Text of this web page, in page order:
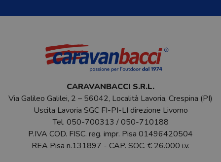
CARAVANBACCI S.R.L.
Via Galileo Galilei, 2 – 56042, Località Lavoria, Crespina (PI)
Uscita Lavoria SGC FI-PI-LI direzione Livorno
Tel. 050-700313 /050-710188
P.IVA COD. FISC. reg. impr. Pisa 01496420504
REA Pisa n.131897 - CAP. SOC. € 26.000 i.v.